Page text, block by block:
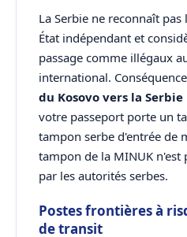
La Serbie ne reconnaît
État indépendant et
passage comme illégaux
international.
du Kosovo vers la
votre passeport porte un
tampon serbe d'entrée de
tampon de la MINUK n'est
par les autorités serbes.
Postes frontières à
de transit